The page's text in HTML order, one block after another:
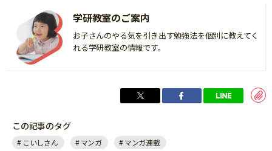
学研教室のご案内
お子さんのやる気を引き出す勉強法を個別に教えてく
れる学研教室の情報です。
この記事のタグ
こいしさん マンガ マンガ連載